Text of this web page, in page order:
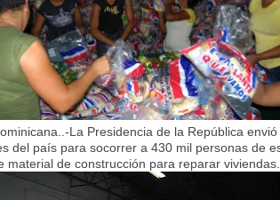
La Presidencia de la República
del país para socorrer a 430 mil personas de
material de construcción para reparar viviendas.